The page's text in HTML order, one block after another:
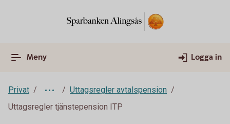
Meny Logga in
Privat
Uttagsregler avtalspension
Uttagsregler tjänstepension ITP